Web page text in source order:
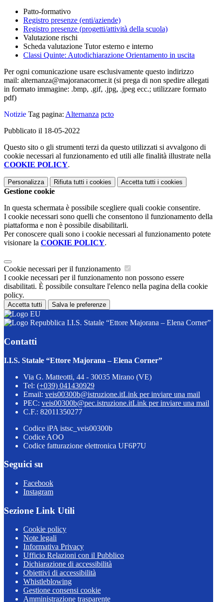
Patto-formativo
Registro presenze (enti/aziende)
Registro presenze (progetti/attività della scuola)
Valutazione rischi
Scheda valutazione Tutor esterno e interno
Classi Quinte: Autodichiarazione Orientamento in uscita
Per ogni comunicazione usare esclusivamente questo indirizzo
mail: alternanza@majoranacorner.it (si prega di non spedire allegati
in formato immagine: .bmp, .gif, .jpg, .jpeg ecc.; utilizzare formato
pdf)
Notizie Tag pagina: Alternanza pcto
Pubblicato il 18-05-2022
Questo sito o gli strumenti terzi da questo utilizzati si avvalgono di
cookie necessari al funzionamento ed utili alle finalità illustrate nella
COOKIE POLICY.
Personalizza Rifiuta tutti i cookies Accetta tutti i cookies
Gestione cookie
In questa schermata è possibile scegliere quali cookie consentire.
I cookie necessari sono quelli che consentono il funzionamento della
piattaforma e non è possibile disabilitarli.
Per conoscere quali sono i cookie necessari al funzionamento potete
visionare la COOKIE POLICY.
Cookie necessari per il funzionamento
I cookie necessari per il funzionamento non possono essere
disabilitati. È possibile consultare l'elenco nella pagina della cookie
policy.
Accetta tutti Salva le preferenze
I.I.S. Statale “Ettore Majorana – Elena Corner”
Contatti
I.I.S. Statale “Ettore Majorana – Elena Corner”
Via G. Matteotti, 44 - 30035 Mirano (VE)
Tel: (+039) 041430929
Email: veis00300b@istruzione.itLink per inviare una mail
PEC: veis00300b@pec.istruzione.itLink per inviare una mail
C.F.: 82011350277
Codice iPA istsc_veis00300b
Codice AOO
Codice fatturazione elettronica UF6P7U
Seguici su
Facebook
Instagram
Sezione Link Utili
Cookie policy
Note legali
Informativa Privacy
Ufficio Relazioni con il Pubblico
Dichiarazione di accessibilità
Obiettivi di accessibilità
Whistleblowing
Gestione consensi cookie
Amministrazione trasparente